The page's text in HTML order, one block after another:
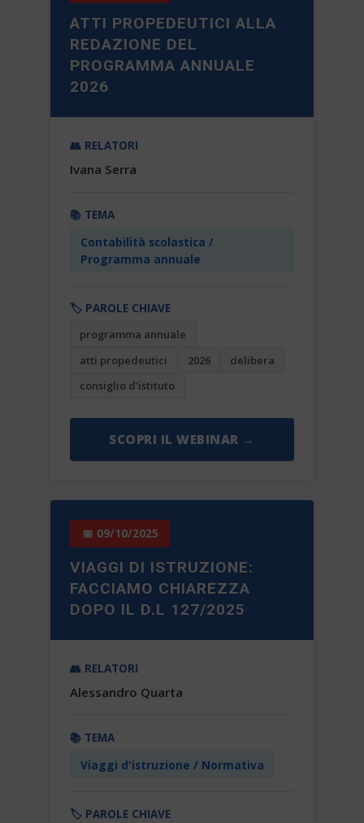
ATTI PROPEDEUTICI ALLA
REDAZIONE DEL
PROGRAMMA ANNUALE
2026
👥 RELATORI
Ivana Serra
📚 TEMA
Contabilità scolastica /
Programma annuale
🏷️ PAROLE CHIAVE
programma annuale
atti propedeutici
2026
delibera
consiglio d'istituto
SCOPRI IL WEBINAR →
📅 09/10/2025
VIAGGI DI ISTRUZIONE:
FACCIAMO CHIAREZZA
DOPO IL D.L 127/2025
👥 RELATORI
Alessandro Quarta
📚 TEMA
Viaggi d'istruzione / Normativa
🏷️ PAROLE CHIAVE